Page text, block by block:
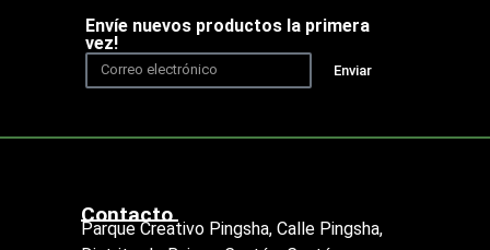
Envíe nuevos productos la primera
vez!
Enviar
Contacto
Parque Creativo Pingsha, Calle Pingsha,